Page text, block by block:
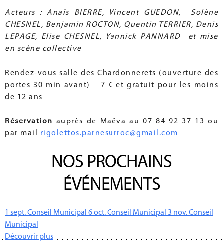
Acteurs : Anaïs BIERRE, Vincent GUEDON, Solène
CHESNEL, Benjamin ROCTON, Quentin TERRIER, Denis
LEPAGE, Elise CHESNEL, Yannick PANNARD et mise
en scène collective
Rendez-vous salle des Chardonnerets (ouverture des
portes 30 min avant) – 7 € et gratuit pour les moins
de 12 ans
Réservation auprès de Maëva au 07 84 92 37 13 ou
par mail rigolettos.parnesurroc@gmail.com
NOS PROCHAINS
ÉVÉNEMENTS
1 sept.Conseil Municipal 6oct.Conseil Municipal 3 nov.Conseil
Municipal
Découvrir plus